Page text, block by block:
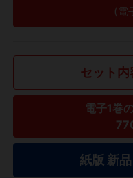
(電
セット
電子1巻
紙版 新品